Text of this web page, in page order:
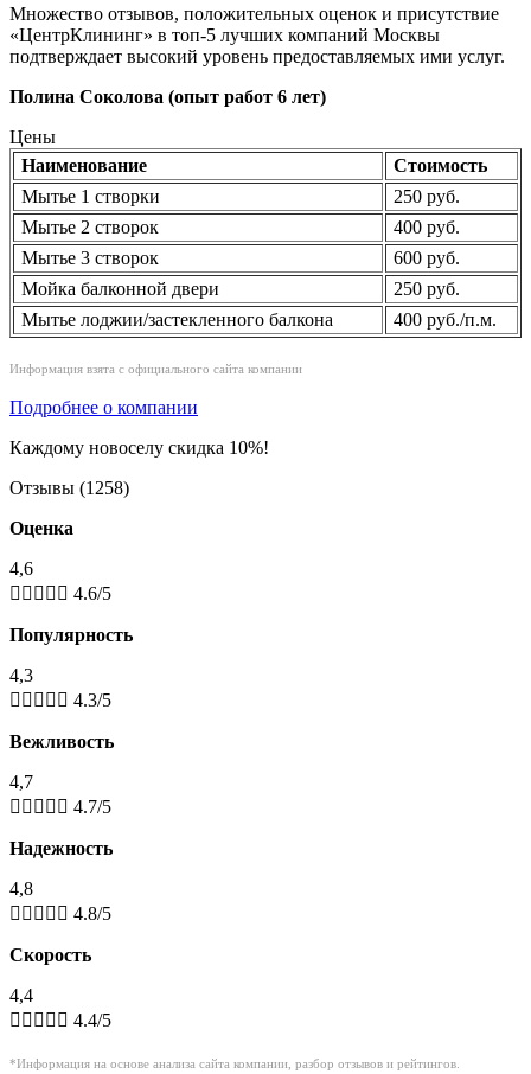
Множество отзывов, положительных оценок и присутствие
«ЦентрКлининг» в топ-5 лучших компаний Москвы
подтверждает высокий уровень предоставляемых ими услуг.
Полина Соколова (опыт работ 6 лет)
Цены
Наименование
Стоимость
Мытье 1 створки
250 руб.
Мытье 2 створок
400 руб.
Мытье 3 створок
600 руб.
Мойка балконной двери
250 руб.
Мытье лоджии/застекленного балкона
400 руб./п.м.
Информация взята с официального сайта компании
Подробнее о компании
Каждому новоселу скидка 10%!
Отзывы (1258)
Оценка
4,6
     4.6/5
Популярность
4,3
     4.3/5
Вежливость
4,7
     4.7/5
Надежность
4,8
     4.8/5
Скорость
4,4
     4.4/5
*Информация на основе анализа сайта компании, разбор отзывов и рейтингов.